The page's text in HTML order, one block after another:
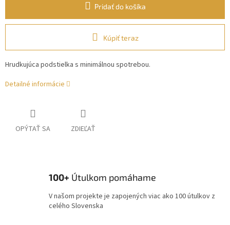
Pridať do košíka
Kúpiť teraz
Hrudkujúca podstielka s minimálnou spotrebou.
Detailné informácie
OPÝTAŤ SA ZDIEĽAŤ
100+ Útulkom pomáhame
V našom projekte je zapojených viac ako 100 útulkov z
celého Slovenska